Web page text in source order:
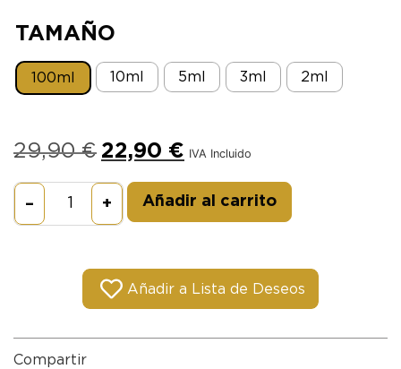
TAMAÑO
100ml 10ml 5ml 3ml 2ml
29,90€ 22,90 € IVA Incluido
– + Añadir al carrito
Añadir a Lista de Deseos
Compartir